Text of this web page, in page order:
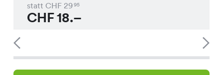
statt CHF 2995
CHF18.–